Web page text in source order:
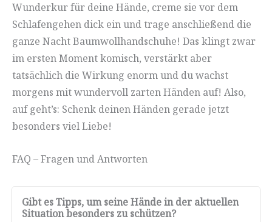
Wunderkur für deine Hände, creme sie vor dem
Schlafengehen dick ein und trage anschließend die
ganze Nacht Baumwollhandschuhe! Das klingt zwar
im ersten Moment komisch, verstärkt aber
tatsächlich die Wirkung enorm und du wachst
morgens mit wundervoll zarten Händen auf! Also,
auf geht’s: Schenk deinen Händen gerade jetzt
besonders viel Liebe!
FAQ – Fragen und Antworten
Gibt es Tipps, um seine Hände in der aktuellen
Situation besonders zu schützen?